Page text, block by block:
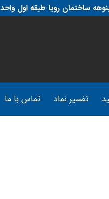
ساختمان رویا طبقه اول واحد ۴
تفسیر نماد تماس با ما